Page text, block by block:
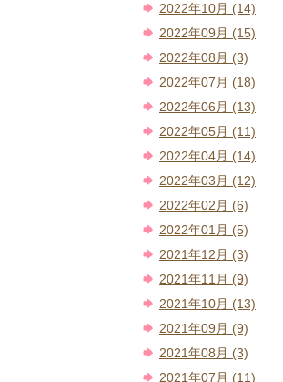
2022年10月 (14)
2022年09月 (15)
2022年08月 (3)
2022年07月 (18)
2022年06月 (13)
2022年05月 (11)
2022年04月 (14)
2022年03月 (12)
2022年02月 (6)
2022年01月 (5)
2021年12月 (3)
2021年11月 (9)
2021年10月 (13)
2021年09月 (9)
2021年08月 (3)
2021年07月 (11)